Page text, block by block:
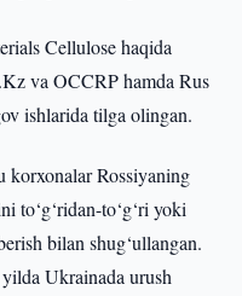
Cellulose haqida
va OCCRP hamda Rus
ishlarida tilga olingan.
korxonalar Rossiyaning
to‘g‘ridan-to‘g‘ri yoki
bilan shug‘ullangan.
Ukrainada urush